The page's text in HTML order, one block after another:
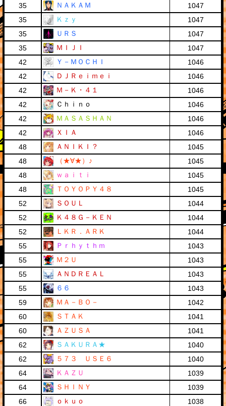
35
ＮＡＫＡＭ
1047
35
Ｋｚｙ
1047
35
ＵＲＳ
1047
35
ＭＩＪＩ
1047
42
Ｙ－ＭＯＣＨＩ
1046
42
ＤＪＲｅｉｍｅｉ
1046
42
Ｍ－Ｋ・４１
1046
42
Ｃｈｉｎｏ
1046
42
ＭＡＳＡＳＨＡＮ
1046
42
ＸＩＡ
1046
48
ＡＮＩＫＩ？
1045
48
（★∀★）♪
1045
48
ｗａｉｔｉ
1045
48
ＴＯＹＯＰＹ４８
1045
52
ＳＯＵＬ
1044
52
Ｋ４８Ｇ－ＫＥＮ
1044
52
ＬＫＲ．ＡＲＫ
1044
55
Ｐｒｈｙｔｈｍ
1043
55
Ｍ２Ｕ
1043
55
ＡＮＤＲＥＡＬ
1043
55
６６
1043
59
ＭＡ－ＢＯ－
1042
60
ＳＴＡＫ
1041
60
ＡＺＵＳＡ
1041
62
ＳＡＫＵＲＡ★
1040
62
５７３ ＵＳＥ６
1040
64
ＫＡＺＵ
1039
64
ＳＨＩＮＹ
1039
66
ｏｋｕｏ
1038